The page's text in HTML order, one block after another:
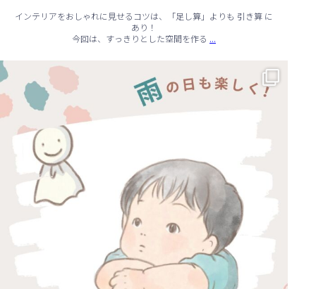
インテリアをおしゃれに見せるコツは、「足し算」よりも 引き算 に
あり！
今回は、すっきりとした空間を作る ...
☔ 雨の日でも快適に！室内でできる遊びアイデア 🌈
...